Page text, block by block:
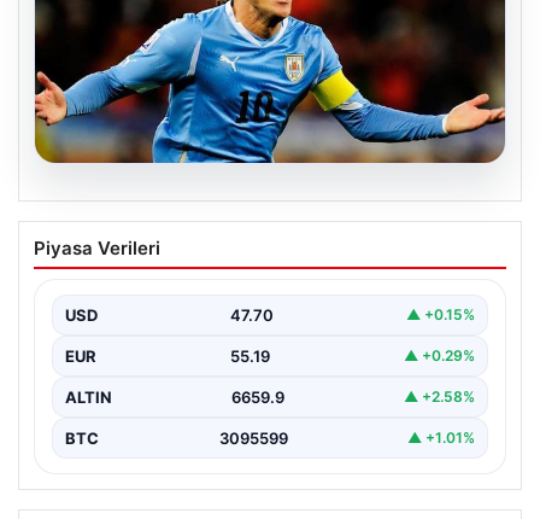
Diego Forlan Uruguay Milli Takımı’nın
yeni teknik direktörü oldu
Piyasa Verileri
USD 47.70 ▲ +0.15%
EUR 55.19 ▲ +0.29%
ALTIN 6659.9 ▲ +2.58%
BTC 3095599 ▲ +1.01%